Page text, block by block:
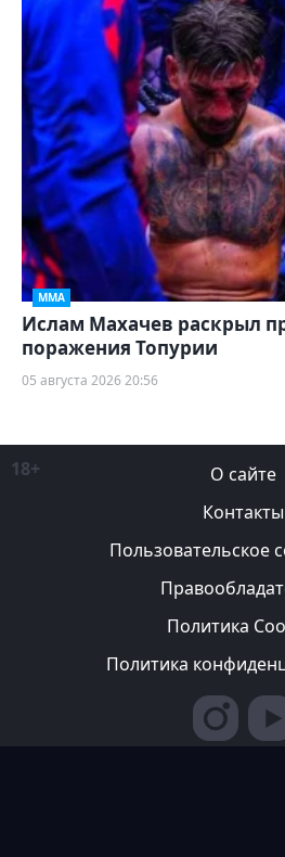
ММА
Ислам Махачев раскрыл
поражения Топурии
05 августа 2026 20:56
18+
О сайте
Контакты
Пользовательское
Политика
Политика